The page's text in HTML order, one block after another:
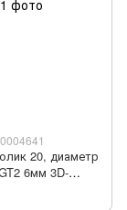
20, диаметр
6мм 3D-